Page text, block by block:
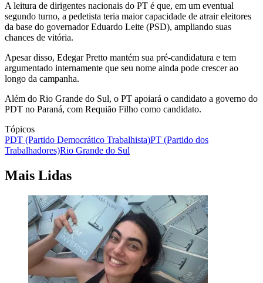
A leitura de dirigentes nacionais do PT é que, em um eventual
segundo turno, a pedetista teria maior capacidade de atrair eleitores
da base do governador Eduardo Leite (PSD), ampliando suas
chances de vitória.
Apesar disso, Edegar Pretto mantém sua pré-candidatura e tem
argumentado internamente que seu nome ainda pode crescer ao
longo da campanha.
Além do Rio Grande do Sul, o PT apoiará o candidato a governo do
PDT no Paraná, com Requião Filho como candidato.
Tópicos
PDT (Partido Democrático Trabalhista)PT (Partido dos
Trabalhadores)Rio Grande do Sul
Mais Lidas